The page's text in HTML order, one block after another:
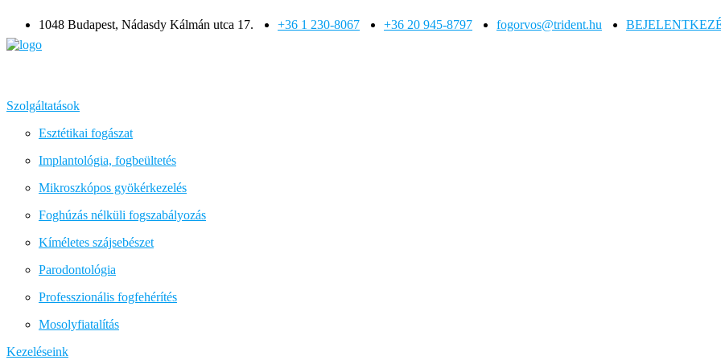
1048 Budapest, Nádasdy Kálmán utca 17. +36 1 230-8067 +36 20 945-8797 fogorvos@trident.hu
Szolgáltatások
Esztétikai fogászat
Implantológia, fogbeültetés
Mikroszkópos gyökérkezelés
Foghúzás nélküli fogszabályozás
Kíméletes szájsebészet
Parodontológia
Professzionális fogfehérítés
Mosolyfiatalítás
Kezeléseink